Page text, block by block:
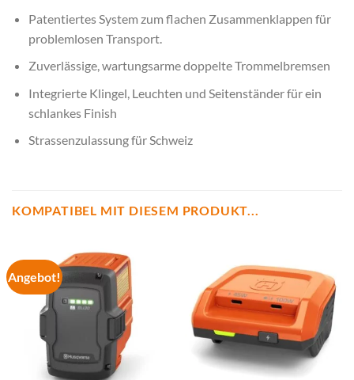
Patentiertes System zum flachen Zusammenklappen für
problemlosen Transport.
Zuverlässige, wartungsarme doppelte Trommelbremsen
Integrierte Klingel, Leuchten und Seitenständer für ein
schlankes Finish
Strassenzulassung für Schweiz
KOMPATIBEL MIT DIESEM PRODUKT...
Angebot!